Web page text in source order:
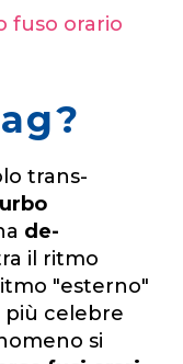
fuso orario
trans-
de-
il ritmo
"esterno"
più celebre
si